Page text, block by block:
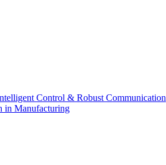
Control & Robust Communication
in Manufacturing